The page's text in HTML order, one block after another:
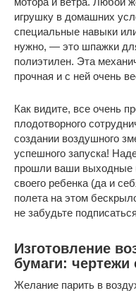
игрушку в домашних
специальные навыки
нужно, — это шпажки
полиэтилен. Эта
прочная и с ней очень
Как видите, все очень
плодотворного
создании воздушного
успешного запуска!
прошли ваши выходные
своего ребенка (да и
полета на этом
не забудьте
Изготовление
бумаги: чертежи
Желание парить в